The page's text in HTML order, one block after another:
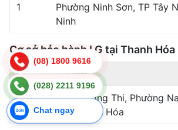
1
Phường Ninh Sơn, TP Tây
Ninh
Cơ sở bảo hành LG tại Thanh Hóa
STT Địa chỉ
1
258 Trường Thi, Phường
phố Thanh Hóa
(08) 1800 9616
(028) 2211 9196
Chat ngay